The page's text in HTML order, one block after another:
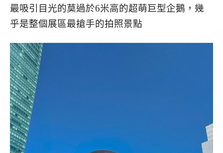
最吸引目光的莫過於6米高的超萌巨型企鵝，幾
乎是整個展區最搶手的拍照景點